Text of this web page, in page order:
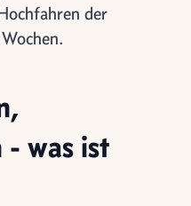
der
- was ist